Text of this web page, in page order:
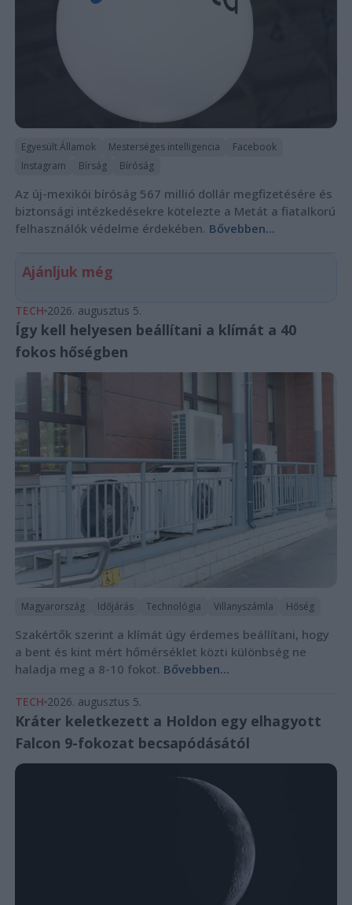
Egyesült Államok Mesterséges intelligencia
Facebook
Instagram
Bírság Bíróság
Az új-mexikói bíróság 567 millió dollár megfizetésére és
biztonsági intézkedésekre kötelezte a Metát a fiatalkorú
felhasználók védelme érdekében. Bővebben...
Ajánljuk még
TECH 2026. augusztus 5.
Így kell helyesen beállítani a klímát a 40
fokos hőségben
Magyarország Időjárás Technológia Villanyszámla Hőség
Szakértők szerint a klímát úgy érdemes beállítani, hogy
a bent és kint mért hőmérséklet közti különbség ne
haladja meg a 8-10 fokot. Bővebben...
TECH 2026. augusztus 5.
Kráter keletkezett a Holdon egy elhagyott
Falcon 9-fokozat becsapódásától